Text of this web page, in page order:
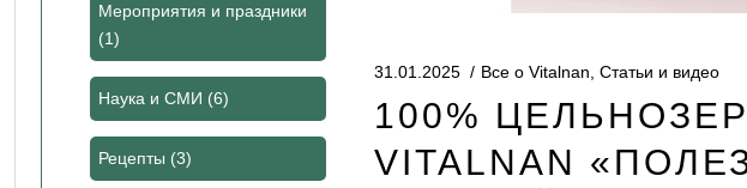
31.01.2025 Все о Vitalnan Статьи и видео
100%
VITALNAN
Мероприятия и праздники
(1)
Наука и СМИ (6)
Рецепты (3)